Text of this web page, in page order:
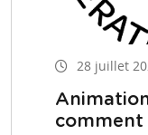
28 juillet
comment